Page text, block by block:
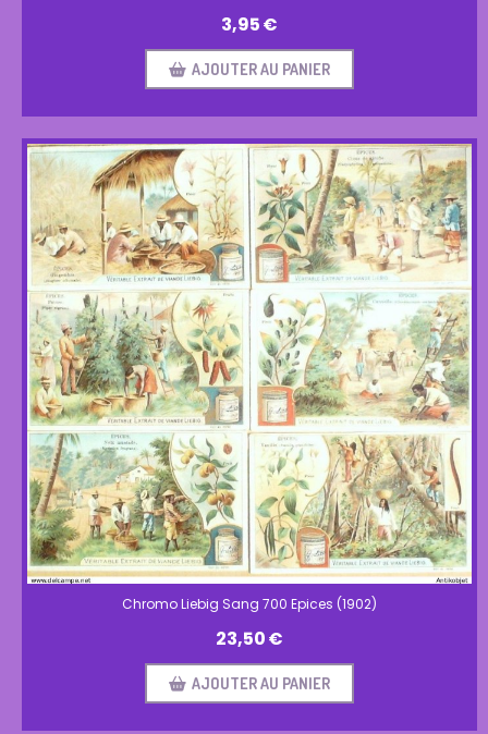
3,95€
AJOUTER AU PANIER
Chromo Liebig Sang 700 Epices (1902)
23,50€
AJOUTER AU PANIER